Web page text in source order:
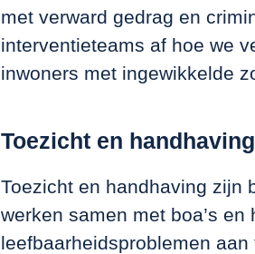
met verward gedrag en
interventieteams af hoe we
inwoners met ingewikkelde
Toezicht en handhaving
Toezicht en handhaving zijn
werken samen met boa’s
leefbaarheidsproblemen